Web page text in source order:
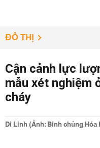
ĐÔ THỊ
Cận cảnh lực
mẫu xét nghiệm
cháy
Di Linh (Ảnh: Binh chủng Hóa